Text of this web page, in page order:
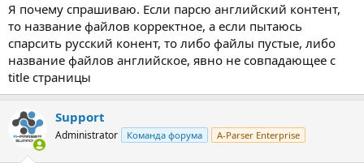
Я почему спрашиваю. Если парсю английский контент,
то название файлов корректное, а если пытаюсь
спарсить русский конент, то либо файлы пустые, либо
название файлов английское, явно не совпадающее с
title страницы
Support
Administrator Команда форума A-Parser Enterprise